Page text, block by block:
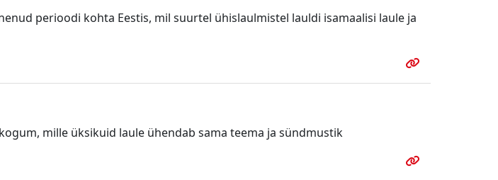
perioodi kohta Eestis, mil suurtel ühislaulmistel lauldi isamaalisi laule ja
mille üksikuid laule ühendab sama teema ja sündmustik